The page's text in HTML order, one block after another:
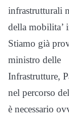
infrastrutturali
della mobilita’
Stiamo già
ministro delle
Infrastrutture,
nel percorso
è necessario